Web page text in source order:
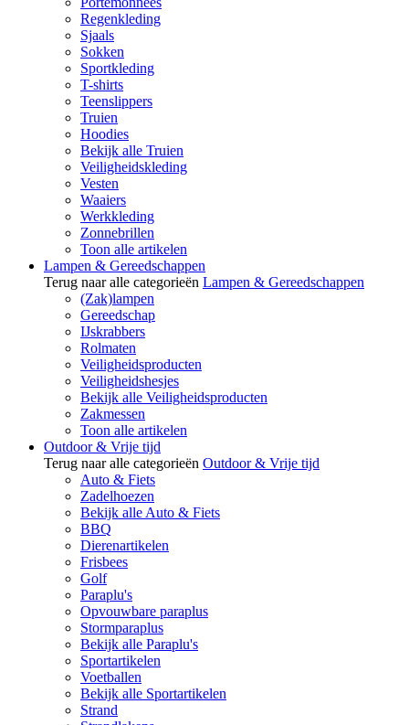
Regenkleding
Sjaals
Sokken
Sportkleding
T-shirts
Teenslippers
Truien
Hoodies
Bekijk alle Truien
Veiligheidskleding
Vesten
Waaiers
Werkkleding
Zonnebrillen
Toon alle artikelen
Lampen & Gereedschappen
Terug naar alle categorieën Lampen & Gereedschappen
(Zak)lampen
Gereedschap
IJskrabbers
Rolmaten
Veiligheidsproducten
Veiligheidshesjes
Bekijk alle Veiligheidsproducten
Zakmessen
Toon alle artikelen
Outdoor & Vrije tijd
Terug naar alle categorieën Outdoor & Vrije tijd
Auto & Fiets
Zadelhoezen
Bekijk alle Auto & Fiets
BBQ
Dierenartikelen
Frisbees
Golf
Paraplu's
Opvouwbare paraplus
Stormparaplus
Bekijk alle Paraplu's
Sportartikelen
Voetballen
Bekijk alle Sportartikelen
Strand